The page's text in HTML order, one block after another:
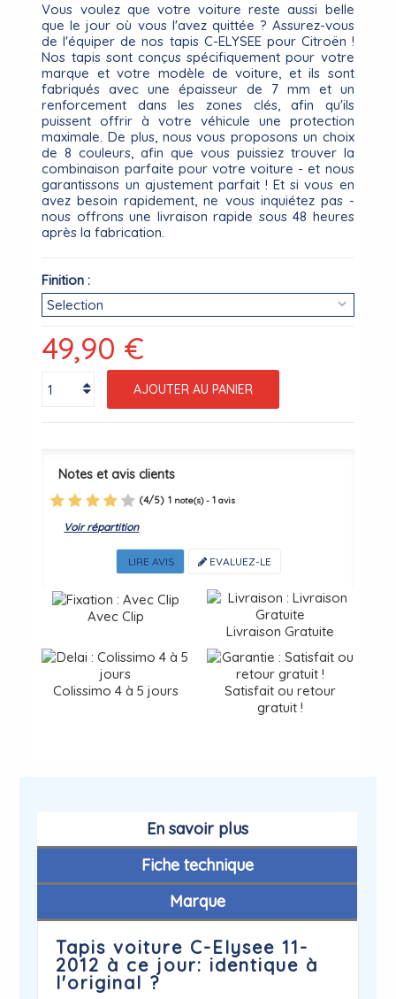
Vous voulez que votre voiture reste aussi belle
que le jour où vous l'avez quittée ? Assurez-vous
de l'équiper de nos tapis C-ELYSEE pour Citroën !
Nos tapis sont conçus spécifiquement pour votre
marque et votre modèle de voiture, et ils sont
fabriqués avec une épaisseur de 7 mm et un
renforcement dans les zones clés, afin qu'ils
puissent offrir à votre véhicule une protection
maximale. De plus, nous vous proposons un choix
de 8 couleurs, afin que vous puissiez trouver la
combinaison parfaite pour votre voiture - et nous
garantissons un ajustement parfait ! Et si vous en
avez besoin rapidement, ne vous inquiétez pas -
nous offrons une livraison rapide sous 48 heures
après la fabrication.
Finition :
49,90 €
AJOUTER AU PANIER
Notes et avis clients
(4/5) 1 note(s) -1 avis
Voir répartition
LIRE AVIS EVALUEZ-LE
Avec Clip
Livraison Gratuite
Colissimo 4 à 5 jours
Satisfait ou retour
gratuit !
En savoir plus
Fiche technique
Marque
Tapis voiture C-Elysee 11-
2012 à ce jour: identique à
l'original ?